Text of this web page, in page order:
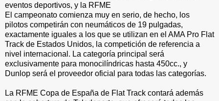
eventos deportivos, y la RFME
El campeonato comienza muy en serio, de hecho, los
pilotos competirán con neumáticos de 19 pulgadas,
exactamente iguales a los que se utilizan en el AMA Pro Flat
Track de Estados Unidos, la competición de referencia a
nivel internacional. La categoría principal será
exclusivamente para monocilíndricas hasta 450cc., y
Dunlop será el proveedor oficial para todas las categorías.
La RFME Copa de España de Flat Track contará además